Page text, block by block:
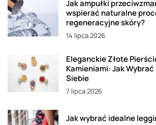
Jak ampułki
wspierać naturalne
regeneracyjne skóry?
14 lipca 2026
Eleganckie Złote
Kamieniami: Jak
Siebie
7 lipca 2026
Jak wybrać idealne